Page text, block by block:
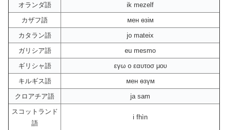
オランダ語
ik mezelf
カザフ語
мен өзім
カタラン語
jo mateix
ガリシア語
eu mesmo
ギリシャ語
εγω ο εαυτοσ μου
キルギス語
мен өзүм
クロアチア語
ja sam
スコットランド
語
i fhìn